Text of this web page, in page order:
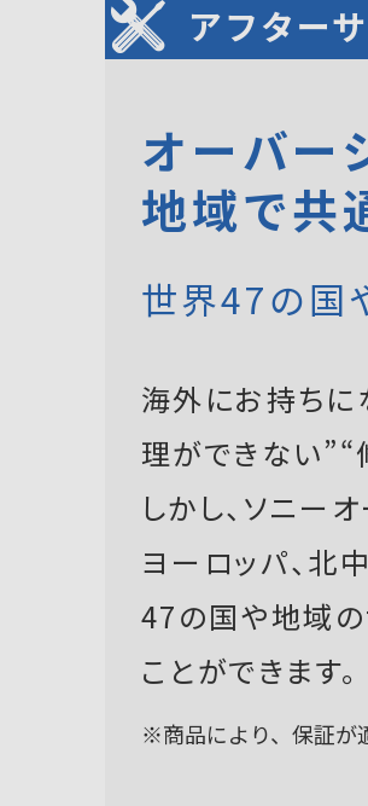
アフター
オーバー
地域で共
世界47の国
海外にお持ち
理ができない”“
しかし、ソニー
ヨーロッパ、北
47の国や地域の
ことができます。
※商品により、保証が